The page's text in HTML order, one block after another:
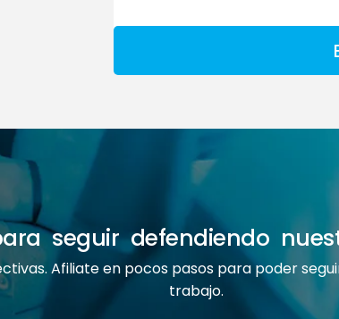
seguir defendiendo
Afiliate en pocos pasos para poder
trabajo.